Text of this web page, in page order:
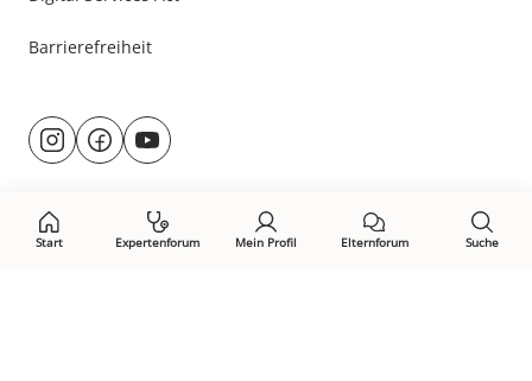
Start Expertenforum Mein Profil Elternforum Suche
Barrierefreiheit
Besuche
uns@rund.ums.baby
facebook.com/rundumsbaby.de
youtube.com/@rundumsbaby_